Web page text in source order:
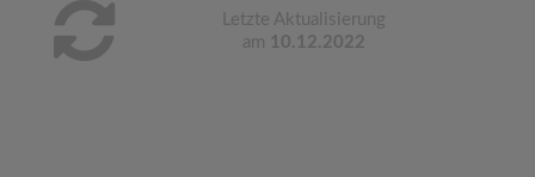
Letzte Aktualisierung
am 10.12.2022